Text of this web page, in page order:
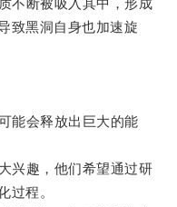
断被吸入其中，形成
致黑洞自身也加速旋
会释放出巨大的能
趣，他们希望通过研
过程。